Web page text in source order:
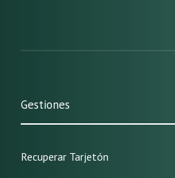
Gestiones
Recuperar Tarjetón